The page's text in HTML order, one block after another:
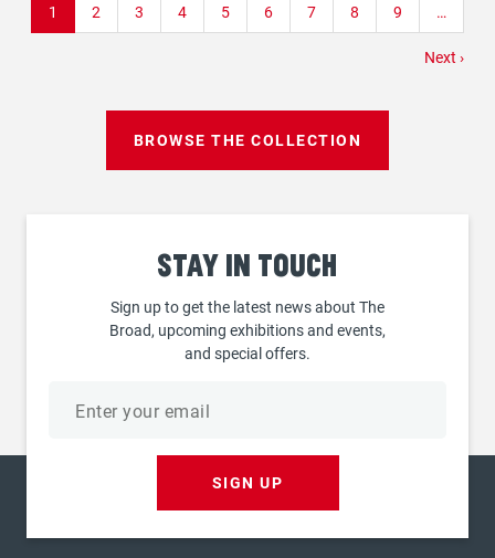
Current
page
1 Page
2 Page
3 Page
4 Page
5 Page
6 Page
7 Page
8 Page
9 …
Next
Next ›
BROWSE THE COLLECTION
Stay in touch
Sign up to get the latest news about The
Broad, upcoming exhibitions and events,
and special offers.
SIGN UP